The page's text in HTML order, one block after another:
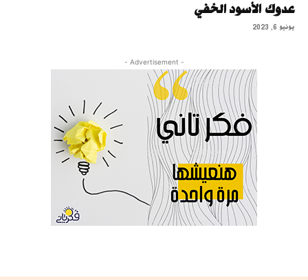
عدوك الأسود الخفي
يونيو 6, 2023
- Advertisement -